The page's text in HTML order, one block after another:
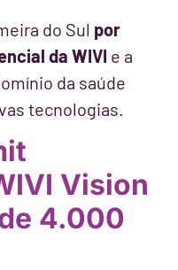
do Sul por
da WIVI e a
da saúde
tecnologias.
Vision
4.000